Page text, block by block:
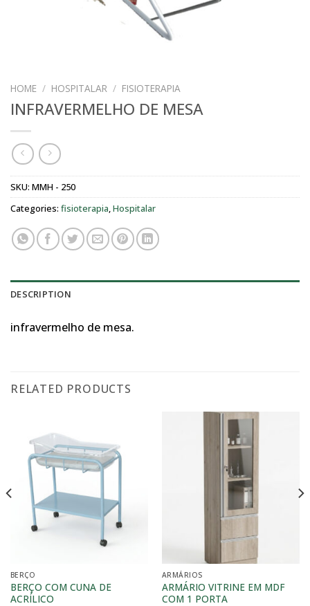
HOME / HOSPITALAR / FISIOTERAPIA
INFRAVERMELHO DE MESA
SKU: MMH - 250
Categories: fisioterapia,Hospitalar
DESCRIPTION
infravermelho de mesa.
RELATED PRODUCTS
BERÇO
BERÇO COM CUNA DE
ACRÍLICO
ARMÁRIOS
ARMÁRIO VITRINE EM MDF
COM 1 PORTA